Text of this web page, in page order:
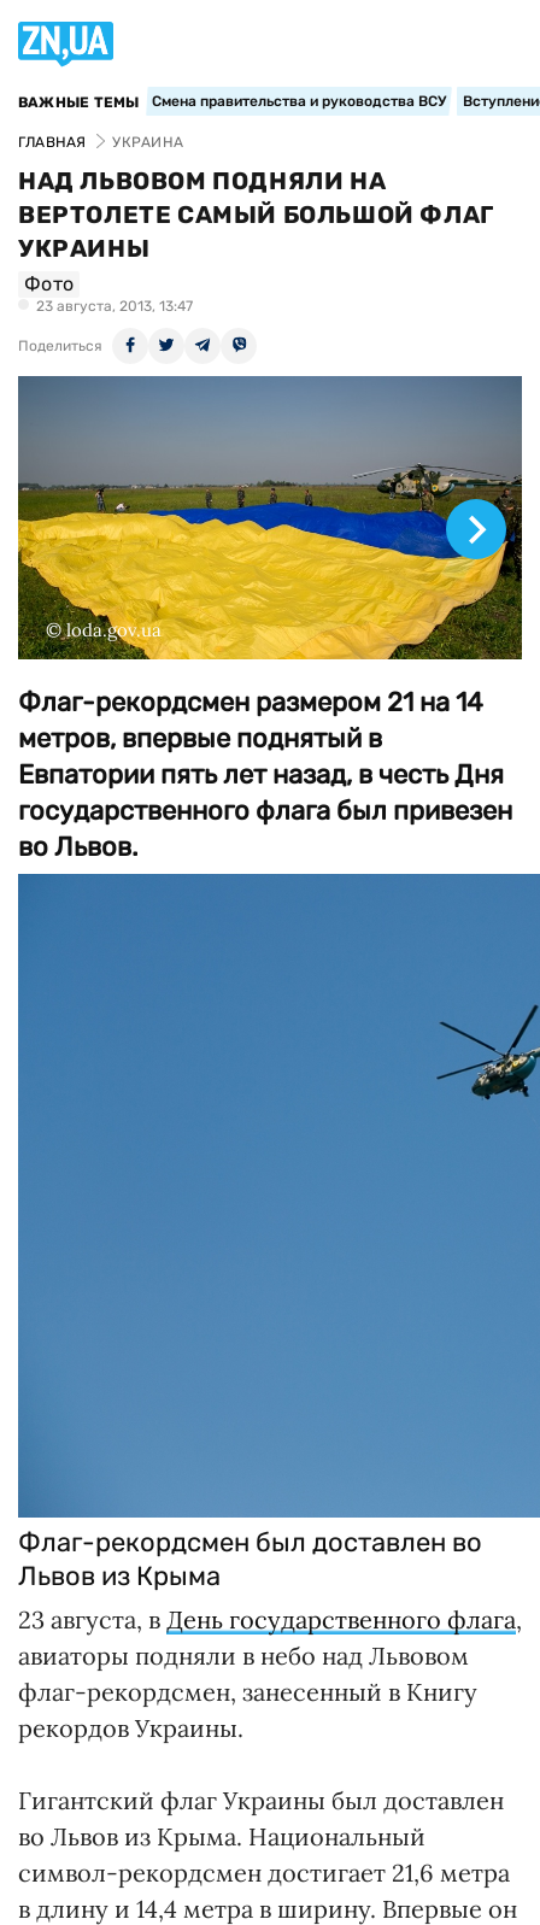
ВАЖНЫЕ ТЕМЫ Смена правительства и руководства ВСУ
ГЛАВНАЯ УКРАИНА
НАД ЛЬВОВОМ ПОДНЯЛИ НА
ВЕРТОЛЕТЕ САМЫЙ БОЛЬШОЙ ФЛАГ
УКРАИНЫ
Фото
23 августа, 2013, 13:47
Поделиться
© loda.gov.ua
Флаг-рекордсмен размером 21 на 14
метров, впервые поднятый в
Евпатории пять лет назад, в честь Дня
государственного флага был привезен
во Львов.
Флаг-рекордсмен был доставлен во
Львов из Крыма
23 августа, в День государственного флага,
авиаторы подняли в небо над Львовом
флаг-рекордсмен, занесенный в Книгу
рекордов Украины.
Гигантский флаг Украины был доставлен
во Львов из Крыма. Национальный
символ-рекордсмен достигает 21,6 метра
в длину и 14,4 метра в ширину. Впервые он